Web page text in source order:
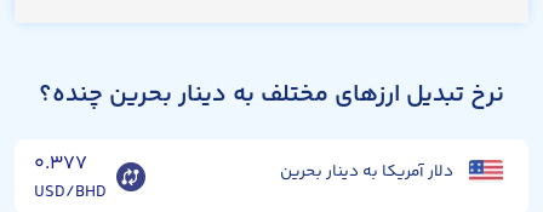
نرخ تبدیل ارزهای مختلف به دینار بحرین چنده؟
دلار آمریکا به دینار بحرین ۰.۳۷۷
USD/BHD